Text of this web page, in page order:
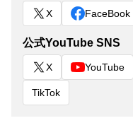
X FaceBook
公式YouTube SNS
X YouTube
TikTok